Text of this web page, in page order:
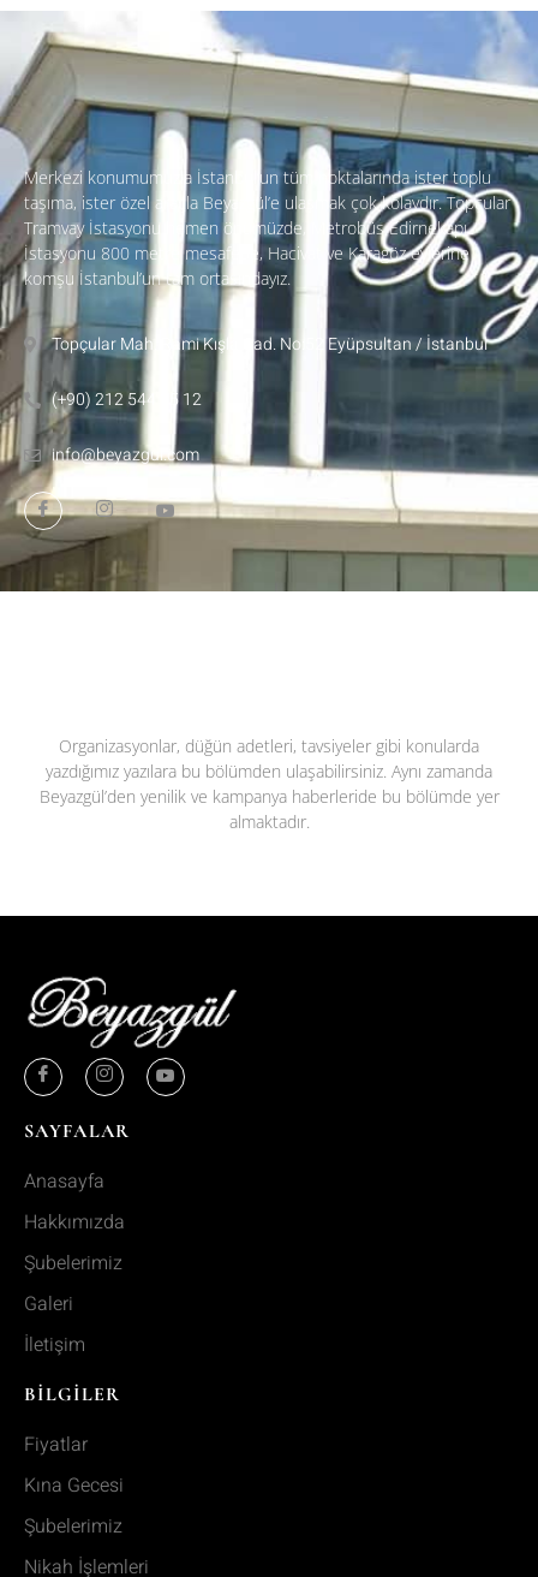
Merkezi konumumuzla İstanbul’un tüm noktalarında ister toplu
taşıma, ister özel araçla Beyazgül’e ulaşmak çok kolaydır. Topçular
Tramvay İstasyonu hemen önümüzde, Metrobüs Edirnekapı
İstasyonu 800 metre mesafede, Hacivat ve Karagöz evlerine
komşu İstanbul’un tam ortasındayız.
Topçular Mah. Rami Kışla Cad. No:52 Eyüpsultan / İstanbul
(+90) 212 544 15 12
info@beyazgul.com
Organizasyonlar, düğün adetleri, tavsiyeler gibi konularda
yazdığımız yazılara bu bölümden ulaşabilirsiniz. Aynı zamanda
Beyazgül’den yenilik ve kampanya haberleride bu bölümde yer
almaktadır.
SAYFALAR
Anasayfa
Hakkımızda
Şubelerimiz
Galeri
İletişim
BILGILER
Fiyatlar
Kına Gecesi
Şubelerimiz
Nikah İşlemleri